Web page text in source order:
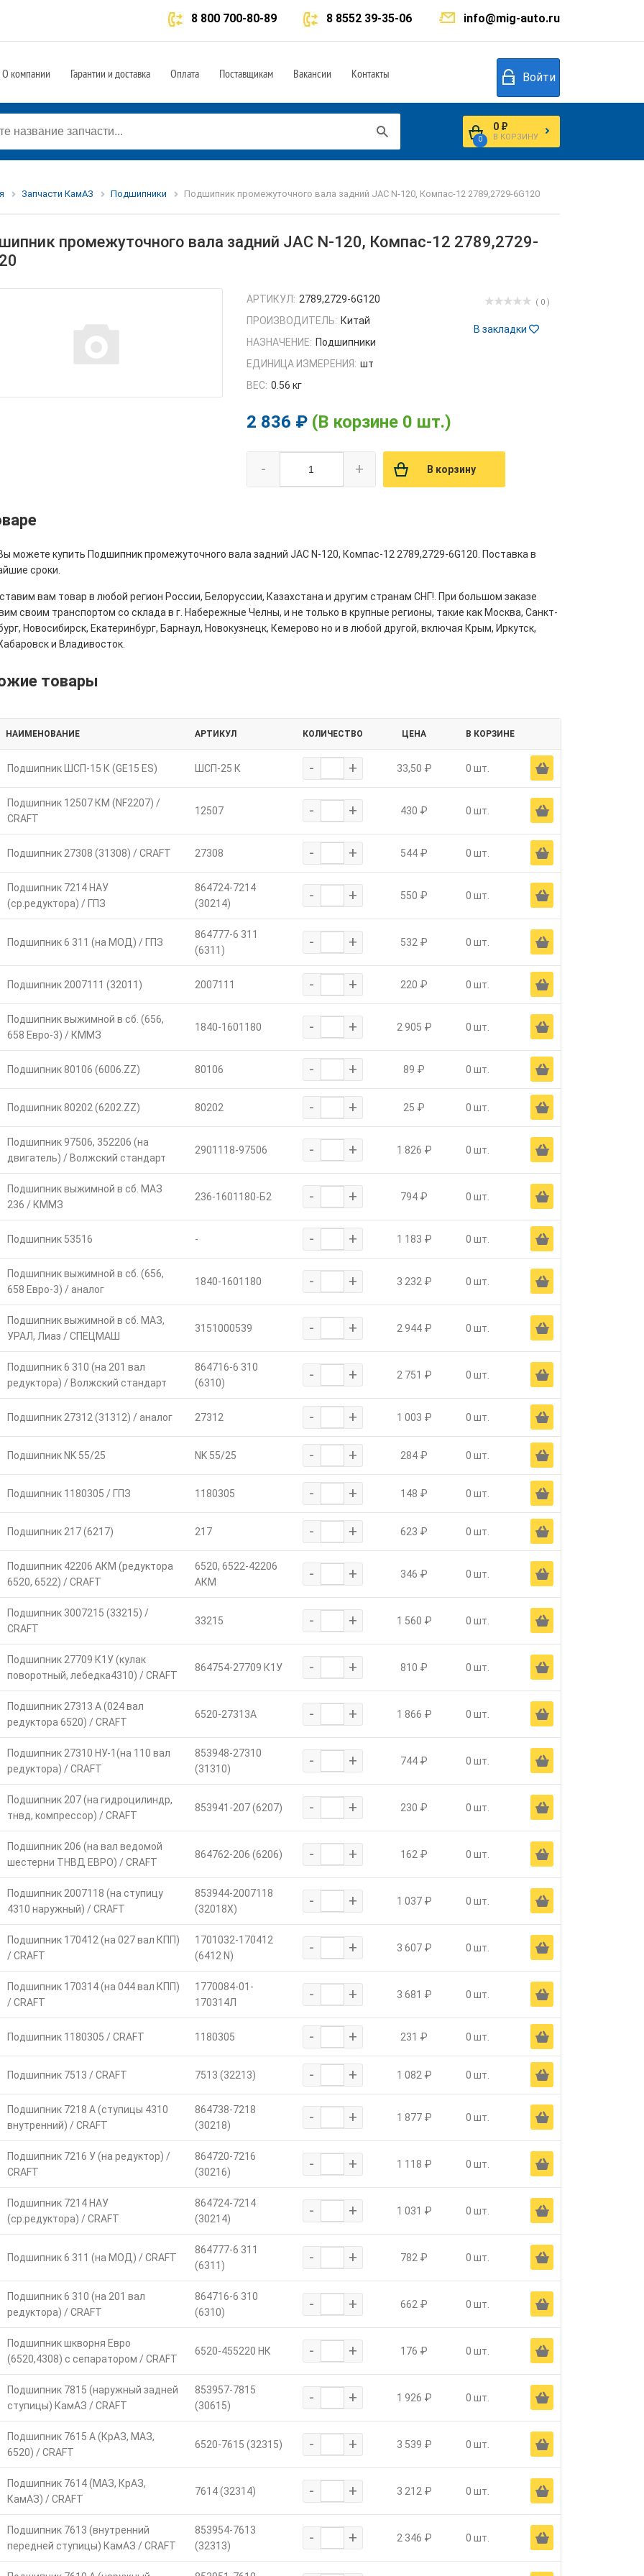
info@mig-auto.ru
8 8552 39-35-06
8 800 700-80-89
О компании Гарантии и доставка Оплата Поставщикам Вакансии Контакты Войти
0
0 ₽
В КОРЗИНУ
Запчасти КамАЗ Подшипники Подшипник промежуточного вала задний JAC N-120, Компас-12 2789,2729-6G120
промежуточного вала задний JAC N-120, Компас-12 2789,2729-
( 0 )
В закладки
АРТИКУЛ: 2789,2729-6G120
ПРОИЗВОДИТЕЛЬ: Китай
НАЗНАЧЕНИЕ: Подшипники
ЕДИНИЦА ИЗМЕРЕНИЯ: шт
ВЕС: 0.56 кг
2 836 ₽ (В корзине 0 шт.)
- + В корзину
можете купить Подшипник промежуточного вала задний JAC N-120, Компас-12 2789,2729-6G120. Поставка в
сроки.
вам товар в любой регион России, Белоруссии, Казахстана и другим странам СНГ!. При большом заказе
своим транспортом со склада в г. Набережные Челны, и не только в крупные регионы, такие как Москва, Санкт-
Новосибирск, Екатеринбург, Барнаул, Новокузнецк, Кемерово но и в любой другой, включая Крым, Иркутск,
и Владивосток.
товары
НАИМЕНОВАНИЕ АРТИКУЛ КОЛИЧЕСТВО ЦЕНА В КОРЗИНЕ
Подшипник ШСП-15 К (GE15 ES) ШСП-25 К - + 33,50 ₽ 0 шт. Ä
Подшипник 12507 КМ (NF2207) /
CRAFT
12507 - + 430 ₽ 0 шт. Ä
Подшипник 27308 (31308) / CRAFT 27308 - + 544 ₽ 0 шт. Ä
Подшипник 7214 НАУ
(ср.редуктора) / ГПЗ
864724-7214
(30214)
- + 550 ₽ 0 шт. Ä
Подшипник 6 311 (на МОД) / ГПЗ
864777-6 311
(6311)
- + 532 ₽ 0 шт. Ä
Подшипник 2007111 (32011) 2007111 - + 220 ₽ 0 шт. Ä
Подшипник выжимной в сб. (656,
658 Евро-3) / КММЗ
1840-1601180 - + 2 905 ₽ 0 шт. Ä
Подшипник 80106 (6006.ZZ) 80106 - + 89 ₽ 0 шт. Ä
Подшипник 80202 (6202.ZZ) 80202 - + 25 ₽ 0 шт. Ä
Подшипник 97506, 352206 (на
двигатель) / Волжский стандарт
2901118-97506 - + 1 826 ₽ 0 шт. Ä
Подшипник выжимной в сб. МАЗ
236 / КММЗ
236-1601180-Б2 - + 794 ₽ 0 шт. Ä
Подшипник 53516 - - + 1 183 ₽ 0 шт. Ä
Подшипник выжимной в сб. (656,
658 Евро-3) / аналог
1840-1601180 - + 3 232 ₽ 0 шт. Ä
Подшипник выжимной в сб. МАЗ,
УРАЛ, Лиаз / СПЕЦМАШ
3151000539 - + 2 944 ₽ 0 шт. Ä
Подшипник 6 310 (на 201 вал
редуктора) / Волжский стандарт
864716-6 310
(6310)
- + 2 751 ₽ 0 шт. Ä
Подшипник 27312 (31312) / аналог 27312 - + 1 003 ₽ 0 шт. Ä
Подшипник NK 55/25 NK 55/25 - + 284 ₽ 0 шт. Ä
Подшипник 1180305 / ГПЗ 1180305 - + 148 ₽ 0 шт. Ä
Подшипник 217 (6217) 217 - + 623 ₽ 0 шт. Ä
Подшипник 42206 АКМ (редуктора
6520, 6522) / CRAFT
6520, 6522-42206
АКМ
- + 346 ₽ 0 шт. Ä
Подшипник 3007215 (33215) /
CRAFT
33215 - + 1 560 ₽ 0 шт. Ä
Подшипник 27709 К1У (кулак
поворотный, лебедка4310) / CRAFT
864754-27709 К1У - + 810 ₽ 0 шт. Ä
Подшипник 27313 А (024 вал
редуктора 6520) / CRAFT
6520-27313А - + 1 866 ₽ 0 шт. Ä
Подшипник 27310 НУ-1(на 110 вал
редуктора) / CRAFT
853948-27310
(31310)
- + 744 ₽ 0 шт. Ä
Подшипник 207 (на гидроцилиндр,
тнвд, компрессор) / CRAFT
853941-207 (6207) - + 230 ₽ 0 шт. Ä
Подшипник 206 (на вал ведомой
шестерни ТНВД ЕВРО) / CRAFT
864762-206 (6206) - + 162 ₽ 0 шт. Ä
Подшипник 2007118 (на ступицу
4310 наружный) / CRAFT
853944-2007118
(32018X)
- + 1 037 ₽ 0 шт. Ä
Подшипник 170412 (на 027 вал КПП)
/ CRAFT
1701032-170412
(6412 N)
- + 3 607 ₽ 0 шт. Ä
Подшипник 170314 (на 044 вал КПП)
/ CRAFT
1770084-01-
170314Л
- + 3 681 ₽ 0 шт. Ä
Подшипник 1180305 / CRAFT 1180305 - + 231 ₽ 0 шт. Ä
Подшипник 7513 / CRAFT 7513 (32213) - + 1 082 ₽ 0 шт. Ä
Подшипник 7218 А (ступицы 4310
внутренний) / CRAFT
864738-7218
(30218)
- + 1 877 ₽ 0 шт. Ä
Подшипник 7216 У (на редуктор) /
CRAFT
864720-7216
(30216)
- + 1 118 ₽ 0 шт. Ä
Подшипник 7214 НАУ
(ср.редуктора) / CRAFT
864724-7214
(30214)
- + 1 031 ₽ 0 шт. Ä
Подшипник 6 311 (на МОД) / CRAFT
864777-6 311
(6311)
- + 782 ₽ 0 шт. Ä
Подшипник 6 310 (на 201 вал
редуктора) / CRAFT
864716-6 310
(6310)
- + 662 ₽ 0 шт. Ä
Подшипник шкворня Евро
(6520,4308) с сепаратором / CRAFT
6520-455220 НК - + 176 ₽ 0 шт. Ä
Подшипник 7815 (наружный задней
ступицы) КамАЗ / CRAFT
853957-7815
(30615)
- + 1 926 ₽ 0 шт. Ä
Подшипник 7615 А (КрАЗ, МАЗ,
6520) / CRAFT
6520-7615 (32315) - + 3 539 ₽ 0 шт. Ä
Подшипник 7614 (МАЗ, КрАЗ,
КамАЗ) / CRAFT
7614 (32314) - + 3 212 ₽ 0 шт. Ä
Подшипник 7613 (внутренний
передней ступицы) КамАЗ / CRAFT
853954-7613
(32313)
- + 2 346 ₽ 0 шт. Ä